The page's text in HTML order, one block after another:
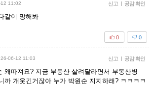
11:02 신고 | 공감 확인
같이 망해봐
0
0
26-06-12 11:03 신고 | 공감 확인
왜따져요? 지금 부동산 살려달라면서 부동산병
까 개웃긴거잖아 누가 박원순 지지하래? ㅋㅋㅋㅋ